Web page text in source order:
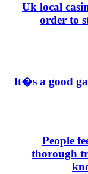
Uk local
order to
It�s a good
People
thorough